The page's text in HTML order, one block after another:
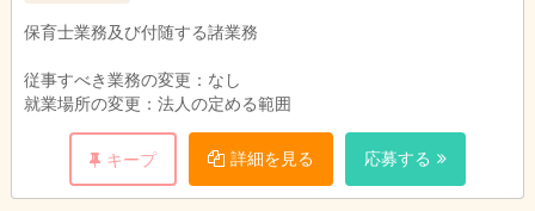
保育士業務及び付随する諸業務
従事すべき業務の変更：なし
就業場所の変更：法人の定める範囲
キープ 詳細を見る 応募する